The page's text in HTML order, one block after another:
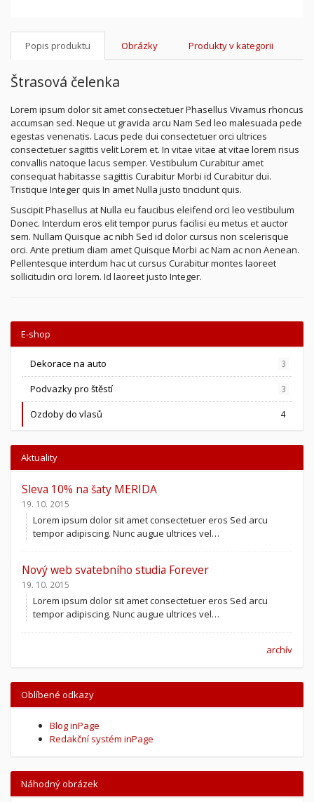
Popis produktu Obrázky Produkty v kategorii
Štrasová čelenka
Lorem ipsum dolor sit amet consectetuer Phasellus Vivamus rhoncus
accumsan sed. Neque ut gravida arcu Nam Sed leo malesuada pede
egestas venenatis. Lacus pede dui consectetuer orci ultrices
consectetuer sagittis velit Lorem et. In vitae vitae at vitae lorem risus
convallis natoque lacus semper. Vestibulum Curabitur amet
consequat habitasse sagittis Curabitur Morbi id Curabitur dui.
Tristique Integer quis In amet Nulla justo tincidunt quis.
Suscipit Phasellus at Nulla eu faucibus eleifend orci leo vestibulum
Donec. Interdum eros elit tempor purus facilisi eu metus et auctor
sem. Nullam Quisque ac nibh Sed id dolor cursus non scelerisque
orci. Ante pretium diam amet Quisque Morbi ac Nam ac non Aenean.
Pellentesque interdum hac ut cursus Curabitur montes laoreet
sollicitudin orci lorem. Id laoreet justo Integer.
E-shop
Dekorace na auto 3
Podvazky pro štěstí 3
Ozdoby do vlasů 4
Aktuality
Sleva 10% na šaty MERIDA
19. 10. 2015
Lorem ipsum dolor sit amet consectetuer eros Sed arcu
tempor adipiscing. Nunc augue ultrices vel…
Nový web svatebního studia Forever
19. 10. 2015
Lorem ipsum dolor sit amet consectetuer eros Sed arcu
tempor adipiscing. Nunc augue ultrices vel…
archív
Oblíbené odkazy
Blog inPage
Redakční systém inPage
Náhodný obrázek